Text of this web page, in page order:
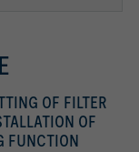
OF FILTER
OF
FUNCTION